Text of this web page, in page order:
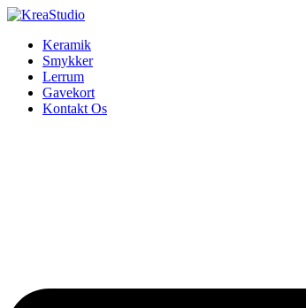
Keramik
Smykker
Lerrum
Gavekort
Kontakt Os